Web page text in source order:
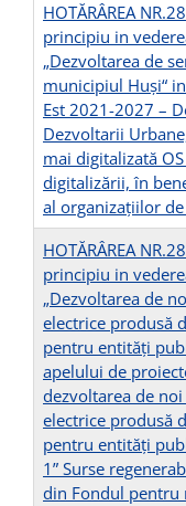
HOTĂRÂREA
principiu in
„Dezvoltarea de
municipiul Huși“
Est 2021-2027 –
Dezvoltarii
mai digitalizată
digitalizării, în
al organizațiilor
HOTĂRÂREA
principiu in
„Dezvoltarea de
electrice produsă
pentru entități
apelului de
dezvoltarea de
electrice produsă
pentru entități
1” Surse
din Fondul pentru